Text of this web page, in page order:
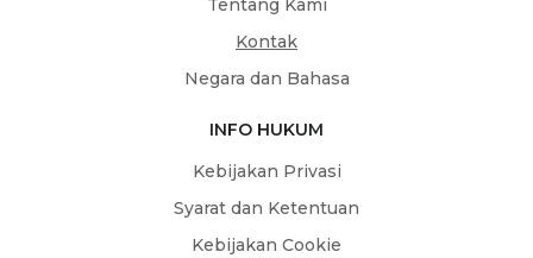
Tentang Kami
Kontak
Negara dan Bahasa
INFO HUKUM
Kebijakan Privasi
Syarat dan Ketentuan
Kebijakan Cookie